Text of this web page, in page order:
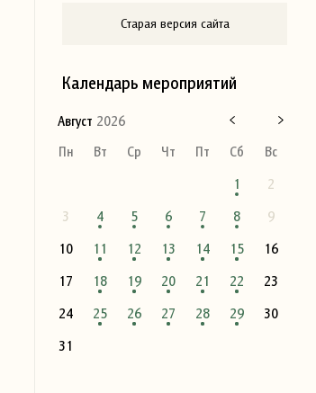
Старая версия сайта
Календарь мероприятий
Август 2026
Пн
Вт Ср Чт Пт Сб
Вс
1
2
3
4 5 6 7 8
9
10
11 12 13 14 15
16
17
18 19 20 21 22
23
24
25 26 27 28 29
30
31